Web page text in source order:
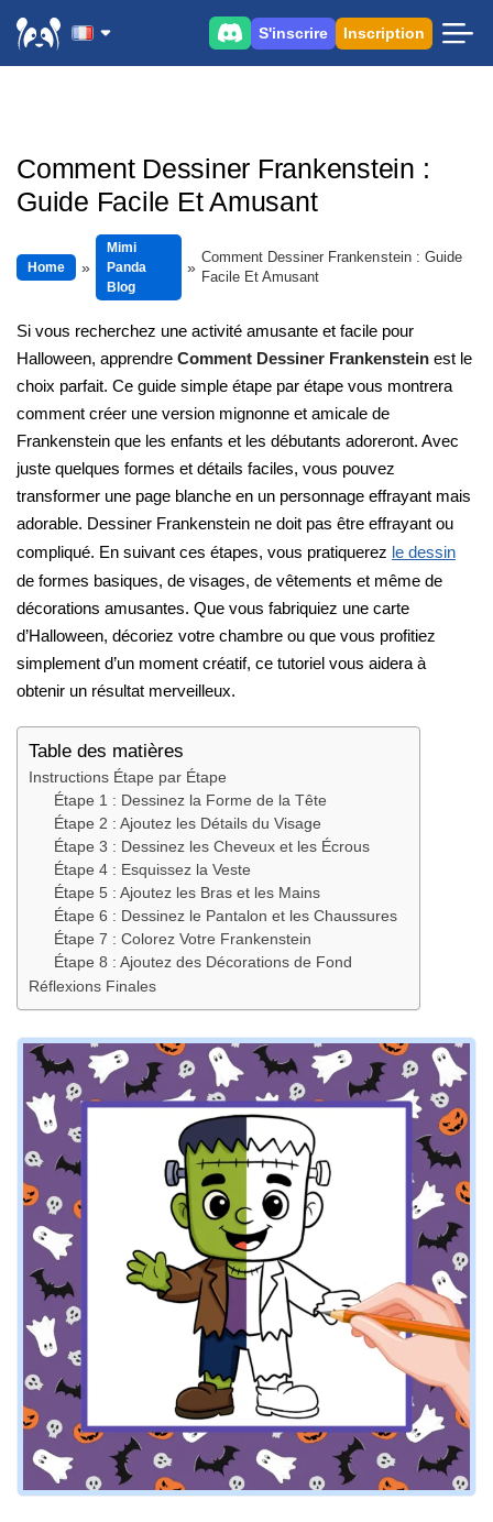
S'inscrire Inscription
Comment Dessiner Frankenstein :
Guide Facile Et Amusant
Home
Mimi
Panda
Blog
Comment Dessiner Frankenstein : Guide
Facile Et Amusant
Si vous recherchez une activité amusante et facile pour
Halloween, apprendre Comment Dessiner Frankenstein est le
choix parfait. Ce guide simple étape par étape vous montrera
comment créer une version mignonne et amicale de
Frankenstein que les enfants et les débutants adoreront. Avec
juste quelques formes et détails faciles, vous pouvez
transformer une page blanche en un personnage effrayant mais
adorable. Dessiner Frankenstein ne doit pas être effrayant ou
compliqué. En suivant ces étapes, vous pratiquerez le dessin
de formes basiques, de visages, de vêtements et même de
décorations amusantes. Que vous fabriquiez une carte
d’Halloween, décoriez votre chambre ou que vous profitiez
simplement d’un moment créatif, ce tutoriel vous aidera à
obtenir un résultat merveilleux.
Table des matières
Instructions Étape par Étape
Étape 1 : Dessinez la Forme de la Tête
Étape 2 : Ajoutez les Détails du Visage
Étape 3 : Dessinez les Cheveux et les Écrous
Étape 4 : Esquissez la Veste
Étape 5 : Ajoutez les Bras et les Mains
Étape 6 : Dessinez le Pantalon et les Chaussures
Étape 7 : Colorez Votre Frankenstein
Étape 8 : Ajoutez des Décorations de Fond
Réflexions Finales